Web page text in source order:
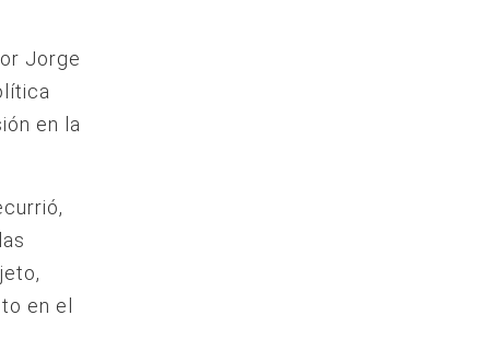
Jorge
en la
en el